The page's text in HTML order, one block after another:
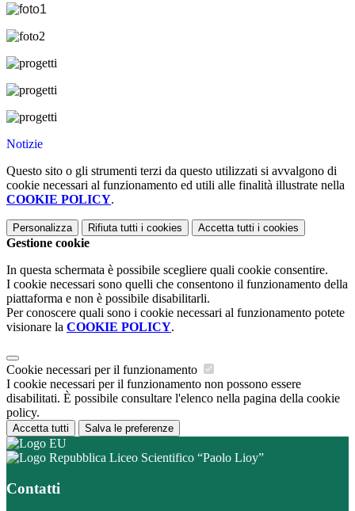
Notizie
Questo sito o gli strumenti terzi da questo utilizzati si avvalgono di
cookie necessari al funzionamento ed utili alle finalità illustrate nella
COOKIE POLICY.
Personalizza Rifiuta tutti i cookies Accetta tutti i cookies
Gestione cookie
In questa schermata è possibile scegliere quali cookie consentire.
I cookie necessari sono quelli che consentono il funzionamento della
piattaforma e non è possibile disabilitarli.
Per conoscere quali sono i cookie necessari al funzionamento potete
visionare la COOKIE POLICY.
Cookie necessari per il funzionamento
I cookie necessari per il funzionamento non possono essere
disabilitati. È possibile consultare l'elenco nella pagina della cookie
policy.
Accetta tutti Salva le preferenze
Liceo Scientifico “Paolo Lioy”
Contatti